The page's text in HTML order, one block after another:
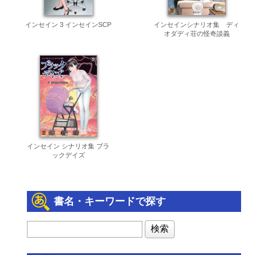
インセイン 3 インセインSCP
インセインシナリオ集 ディ
オダディ荘の怪奇談義
インセイン シナリオ集 ブラ
ックデイズ
書名・キーワードで探す